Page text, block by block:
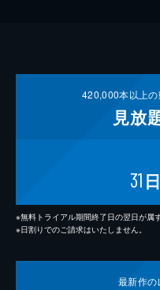
420,000本以上
見放
31
※無料トライアル期間終了日の翌日が属
※日割りでのご請求はいたしません。
最新作の